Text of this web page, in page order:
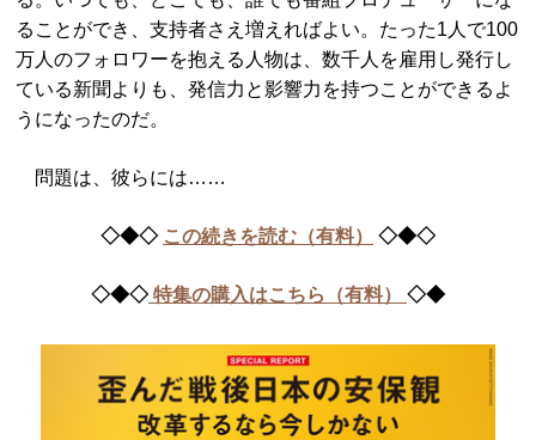
ることができ、支持者さえ増えればよい。たった1人で100
万人のフォロワーを抱える人物は、数千人を雇用し発行し
ている新聞よりも、発信力と影響力を持つことができるよ
うになったのだ。
問題は、彼らには……
◇◆◇ この続きを読む（有料） ◇◆◇
◇◆◇ 特集の購入はこちら（有料） ◇◆